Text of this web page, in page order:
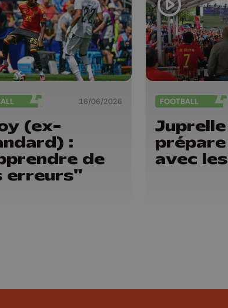
16/06/2026
(ex-
:
de
erreurs"
FOOTBALL
avec